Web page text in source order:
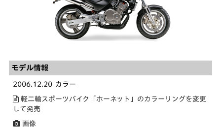
モデル情報
2006.12.20 カラー
軽二輪スポーツバイク「ホーネット」のカラーリングを変更
して発売
画像